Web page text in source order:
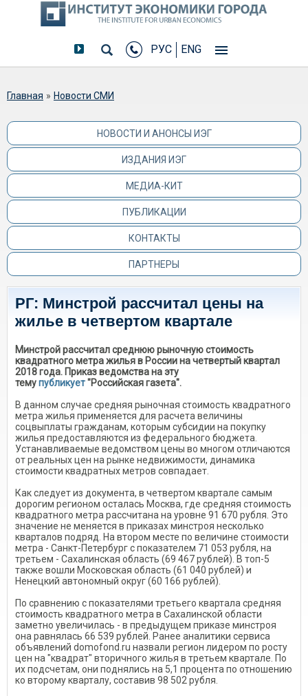
РУС ENG
Вы здесь
Главная » Новости СМИ
НОВОСТИ И АНОНСЫ ИЭГ
ИЗДАНИЯ ИЭГ
МЕДИА-КИТ
ПУБЛИКАЦИИ
КОНТАКТЫ
ПАРТНЕРЫ
РГ: Минстрой рассчитал цены на
жилье в четвертом квартале
Минстрой рассчитал среднюю рыночную стоимость
квадратного метра жилья в России на четвертый квартал
2018 года. Приказ ведомства на эту
темупубликует"Российская газета".
В данном случае средняя рыночная стоимость квадратного
метра жилья применяется для расчета величины
соцвыплаты гражданам, которым субсидии на покупку
жилья предоставляются из федерального бюджета.
Устанавливаемые ведомством цены во многом отличаются
от реальных цен на рынке недвижимости, динамика
стоимости квадратных метров совпадает.
Как следует из документа, в четвертом квартале самым
дорогим регионом осталась Москва, где средняя стоимость
квадратного метра рассчитана на уровне 91 670 рубля. Это
значение не меняется в приказах минстроя несколько
кварталов подряд. На втором месте по величине стоимости
метра - Санкт-Петербург с показателем 71 053 рубля, на
третьем - Сахалинская область (69 467 рублей). В топ-5
также вошли Московская область (61 040 рублей) и
Ненецкий автономный округ (60 166 рублей).
По сравнению с показателями третьего квартала средняя
стоимость квадратного метра в Сахалинской области
заметно увеличилась - в предыдущем приказе минстроя
она равнялась 66 539 рублей. Ранее аналитики сервиса
объявлений domofond.ru назвали регион лидером по росту
цен на "квадрат" вторичного жилья в третьем квартале. По
их подсчетам, они поднялись на 5,1 процента по отношению
ко второму кварталу, составив 98 502 рубля.